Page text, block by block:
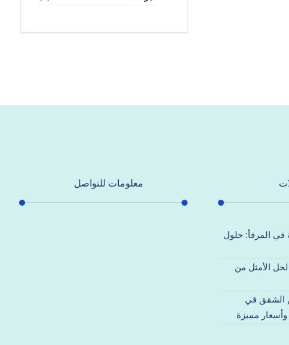
في المرفأ: حلول
الأمثل من
الشقق في
مميزة
معلومات للتواصل